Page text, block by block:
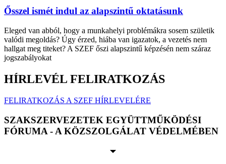
Ősszel ismét indul az alapszintű oktatásunk
Eleged van abból, hogy a munkahelyi problémákra sosem születik
valódi megoldás? Úgy érzed, hiába van igazatok, a vezetés nem
hallgat meg titeket? A SZEF őszi alapszintű képzésén nem száraz
jogszabályokat
HÍRLEVÉL FELIRATKOZÁS
FELIRATKOZÁS A SZEF HÍRLEVELÉRE
SZAKSZERVEZETEK EGYÜTTMŰKÖDÉSI
FÓRUMA - A KÖZSZOLGÁLAT VÉDELMÉBEN